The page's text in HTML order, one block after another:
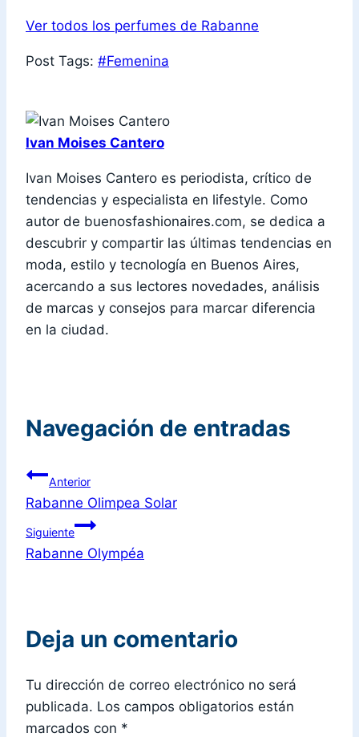
Ver todos los perfumes de Rabanne
Post Tags: #Femenina
Ivan Moises Cantero
Ivan Moises Cantero es periodista, crítico de
tendencias y especialista en lifestyle. Como
autor de buenosfashionaires.com, se dedica a
descubrir y compartir las últimas tendencias en
moda, estilo y tecnología en Buenos Aires,
acercando a sus lectores novedades, análisis
de marcas y consejos para marcar diferencia
en la ciudad.
Navegación de entradas
Anterior
Rabanne Olimpea Solar
Siguiente
Rabanne Olympéa
Deja un comentario
Tu dirección de correo electrónico no será
publicada. Los campos obligatorios están
marcados con *